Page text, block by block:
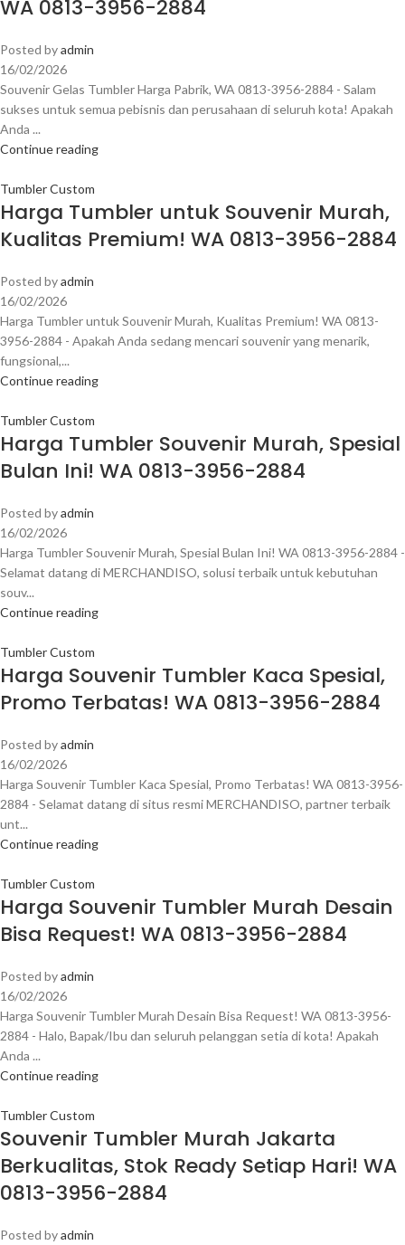
WA 0813-3956-2884
Posted byadmin
16/02/2026
Souvenir Gelas Tumbler Harga Pabrik, WA 0813-3956-2884 - Salam
sukses untuk semua pebisnis dan perusahaan di seluruh kota! Apakah
Anda ...
Continue reading
Tumbler Custom
Harga Tumbler untuk Souvenir Murah,
Kualitas Premium! WA 0813-3956-2884
Posted byadmin
16/02/2026
Harga Tumbler untuk Souvenir Murah, Kualitas Premium! WA 0813-
3956-2884 - Apakah Anda sedang mencari souvenir yang menarik,
fungsional,...
Continue reading
Tumbler Custom
Harga Tumbler Souvenir Murah, Spesial
Bulan Ini! WA 0813-3956-2884
Posted byadmin
16/02/2026
Harga Tumbler Souvenir Murah, Spesial Bulan Ini! WA 0813-3956-2884 -
Selamat datang di MERCHANDISO, solusi terbaik untuk kebutuhan
souv...
Continue reading
Tumbler Custom
Harga Souvenir Tumbler Kaca Spesial,
Promo Terbatas! WA 0813-3956-2884
Posted byadmin
16/02/2026
Harga Souvenir Tumbler Kaca Spesial, Promo Terbatas! WA 0813-3956-
2884 - Selamat datang di situs resmi MERCHANDISO, partner terbaik
unt...
Continue reading
Tumbler Custom
Harga Souvenir Tumbler Murah Desain
Bisa Request! WA 0813-3956-2884
Posted byadmin
16/02/2026
Harga Souvenir Tumbler Murah Desain Bisa Request! WA 0813-3956-
2884 - Halo, Bapak/Ibu dan seluruh pelanggan setia di kota! Apakah
Anda ...
Continue reading
Tumbler Custom
Souvenir Tumbler Murah Jakarta
Berkualitas, Stok Ready Setiap Hari! WA
0813-3956-2884
Posted byadmin